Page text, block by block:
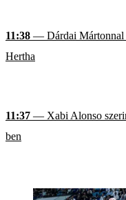
11:38 — Dárdai Mártonnal
Hertha
11:37 — Xabi Alonso
ben